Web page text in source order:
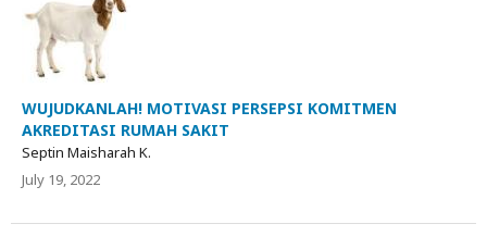
WUJUDKANLAH! MOTIVASI PERSEPSI KOMITMEN
AKREDITASI RUMAH SAKIT
Septin Maisharah K.
July 19, 2022